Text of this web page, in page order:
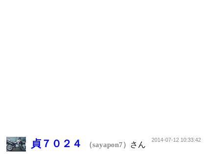
貞７０２４ （sayapon7） さん
2014-07-12 10:33:42